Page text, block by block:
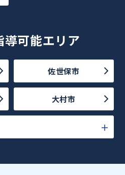
導可能エリア
佐世保市
大村市